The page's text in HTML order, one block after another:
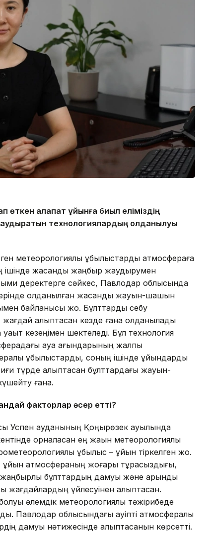
алапат құйынға биыл еліміздің
технологиялардың қолданылуы
метеорологиялық құбылыстарды атмосфераға
ішінде жасанды жаңбыр жаудырумен
деректерге сәйкес, Павлодар облысында
қолданылған жасанды жауын-шашын
байланысы жоқ. Бұлттарды себу
қалыптасқан кезде ғана қолданылады
уақыт кезеңімен шектеледі. Бұл технология
ауа ағындарының жалпы
құбылыстарды, соның ішінде құйындарды
түрде қалыптасқан бұлттардағы жауын-
ғана.
факторлар әсер етті?
Успен ауданының Қоңырөзек ауылында
орналасқан ең жақын метеорологиялық
құбылыс – құйын тіркелген жоқ.
құйын атмосфераның жоғары тұрақсыздығы,
бұлттардың дамуы және қарқынды
жағдайлардың үйлесуінен қалыптасқан.
әлемдік метеорологиялық тәжірибеде
Павлодар облысындағы қауіпті атмосфералық
дамуы нәтижесінде қалыптасқанын көрсетті.